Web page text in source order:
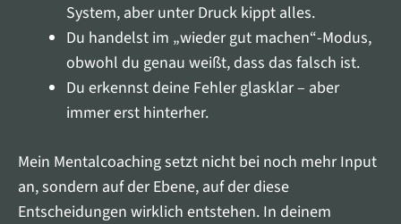
System, aber unter Druck kippt alles.
Du handelst im „wieder gut machen“-Modus,
obwohl du genau weißt, dass das falsch ist.
Du erkennst deine Fehler glasklar – aber
immer erst hinterher.
Mein Mentalcoaching setzt nicht bei noch mehr Input
an, sondern auf der Ebene, auf der diese
Entscheidungen wirklich entstehen. In deinem